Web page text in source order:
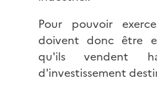
Pour pouvoir
doivent donc être
qu'ils vendent
d'investissement